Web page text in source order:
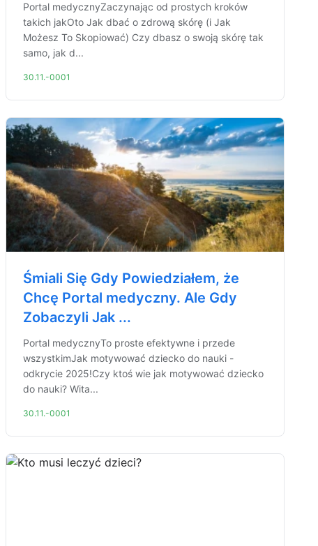
Portal medycznyZaczynając od prostych kroków
takich jakOto Jak dbać o zdrową skórę (i Jak
Możesz To Skopiować) Czy dbasz o swoją skórę tak
samo, jak d...
30.11.-0001
Śmiali Się Gdy Powiedziałem, że
Chcę Portal medyczny. Ale Gdy
Zobaczyli Jak ...
Portal medycznyTo proste efektywne i przede
wszystkimJak motywować dziecko do nauki -
odkrycie 2025!Czy ktoś wie jak motywować dziecko
do nauki? Wita...
30.11.-0001